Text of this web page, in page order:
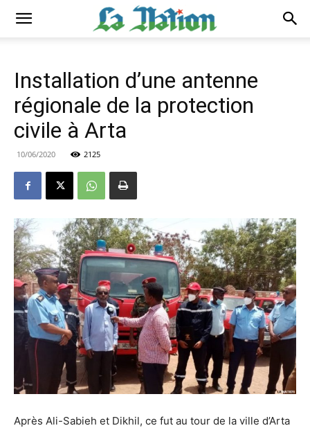
Installation d’une antenne
régionale de la protection
civile à Arta
10/06/2020 2125
Après Ali-Sabieh et Dikhil, ce fut au tour de la ville d’Arta